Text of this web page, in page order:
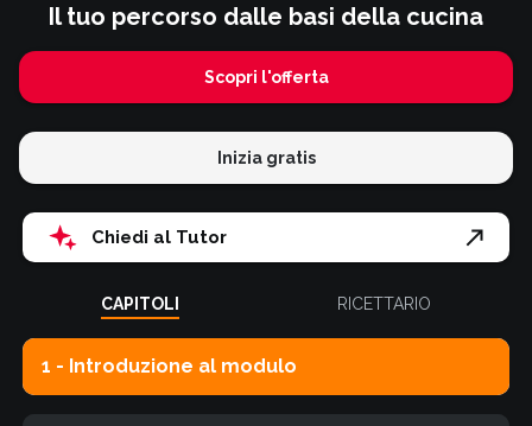
arrotolato e arrotolato senza glutine, conosciuto anche
come biscuit.
Il tuo percorso dalle basi della cucina
Scopri l'offerta
Inizia gratis
Chiedi al Tutor
CAPITOLI RICETTARIO
1 - Introduzione al modulo